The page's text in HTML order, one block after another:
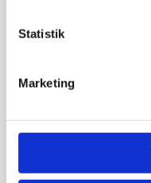
Statistik
Marketing